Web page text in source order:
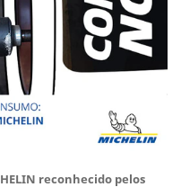
reconhecido pelos